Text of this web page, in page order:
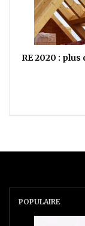
RE 2020 :
POPULAIRE